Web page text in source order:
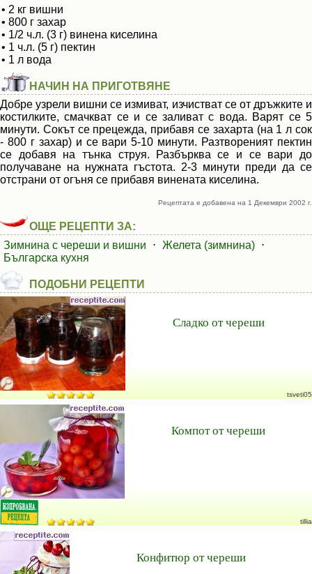
• 2 кг вишни
• 800 г захар
• 1/2 ч.л. (3 г) винена киселина
• 1 ч.л. (5 г) пектин
• 1 л вода
НАЧИН НА ПРИГОТВЯНЕ
Добре узрели вишни се измиват, изчистват се от дръжките и
костилките, смачкват се и се заливат с вода. Варят се 5
минути. Сокът се прецежда, прибавя се захарта (на 1 л сок
- 800 г захар) и се вари 5-10 минути. Разтвореният пектин
се добавя на тънка струя. Разбърква се и се вари до
получаване на нужната гъстота. 2-3 минути преди да се
отстрани от огъня се прибавя винената киселина.
Рецептата е добавена на 1 Декември 2002 г.
ОЩЕ РЕЦЕПТИ ЗА:
Зимнина с череши и вишни
⋅ Желета (зимнина) ⋅
Българска кухня
ПОДОБНИ РЕЦЕПТИ
Сладко от череши
tsveti05
Компот от череши
tillia
Конфитюр от череши